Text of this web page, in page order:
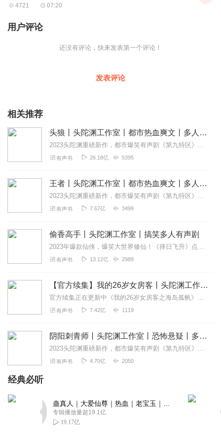
4721 07:20
用户评论
还没有评论，快来发表第一个评论！
发表评论
相关推荐
头狼丨头陀渊工作室丨都市热血爽文丨多人有声剧
2023头陀渊重磅新作，都市爆笑有声剧《第九特区》，点击收听！内容简介本来我只想老老实实的当条哈巴狗，可他们瞧不起我，硬生生的把我逼成一头狼！CAST旁白：...
有声书 26.18亿 5395
王者丨头陀渊工作室丨都市热血爽文丨多人有声剧
2023头陀渊重磅新作，都市爆笑有声剧《第九特区》，点击收听！内容简介主人公赵成虎，一个社会最底层得小人物，在这繁杂的社会，靠着自己和一帮生死兄弟，一步一步走...
有声书 7.67亿 3499
偷香高手丨头陀渊工作室丨搞笑多人有声剧
2023年爆款仙侠，爆笑大世界修仙！《择日飞升》点击传送头陀渊工作室超震撼有声剧《头狼》点击收听！点击订阅精彩不迷路！【内容简介】当主角醒来发现自己变成了宋青书...
有声书 13.12亿 2989
【官方续集】我的26岁女房客丨头陀渊工作室丨海岛孤帆丨超级大坦克科比著丨爆笑都市
官方续集正在更新中《我的26岁女房客之海岛孤帆》作者：超级大坦克科比剧情梗概：简微出国后，昭阳自我放逐，漫无目的的生活，终日酗酒消沉。他意外与乐瑶重逢，两人因...
有声书 7.42亿 1119
阴阳刺青师丨头陀渊工作室丨恐怖悬疑丨多人有声剧
2023头陀渊重磅新作，都市爆笑有声剧《第九特区》，点击收听！内容简介生死富贵，出入平安。我是一门特殊刺绣的传人，俗称“纹身”，特殊纹身在皮肤上，可以辟邪、扭...
有声书 4.70亿 2050
经典必听
专辑播放量超19.1亿
19.17亿